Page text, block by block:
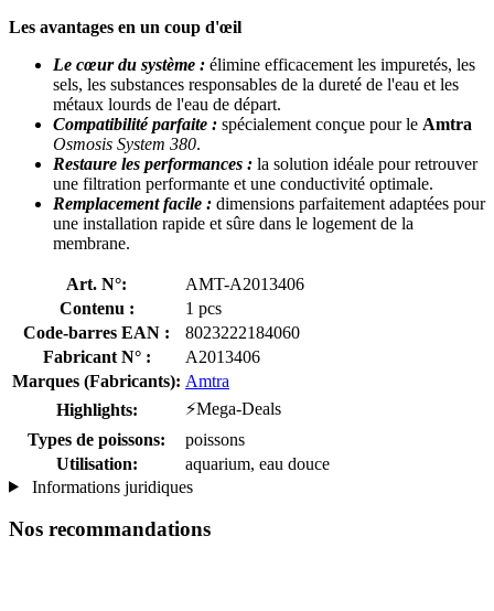
Les avantages en un coup d'œil
Le cœur du système : élimine efficacement les impuretés, les
sels, les substances responsables de la dureté de l'eau et les
métaux lourds de l'eau de départ.
Compatibilité parfaite : spécialement conçue pour le Amtra
Osmosis System 380.
Restaure les performances : la solution idéale pour retrouver
une filtration performante et une conductivité optimale.
Remplacement facile : dimensions parfaitement adaptées pour
une installation rapide et sûre dans le logement de la
membrane.
Art. N°:
AMT-A2013406
Contenu :
1 pcs
Code-barres EAN :
8023222184060
Fabricant N° :
A2013406
Marques (Fabricants): Amtra
Highlights:
⚡Mega-Deals
Types de poissons:
poissons
Utilisation:
aquarium, eau douce
Informations juridiques
Nos recommandations